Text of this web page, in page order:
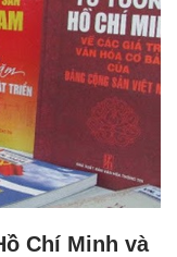
Chí Minh và